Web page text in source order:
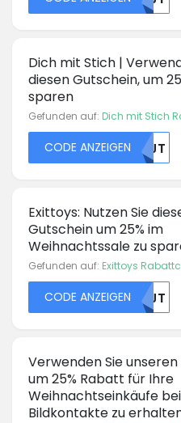
Dich mit Stich |
diesen Gutschein, um
sparen
Gefunden auf: Dich mit Stich
CODE ANZEIGEN NTJT
Exittoys: Nutzen Sie
Gutschein um 25% im
Weihnachtssale zu
Gefunden auf: Exittoys
CODE ANZEIGEN NTJT
Verwenden Sie
um 25% Rabatt für Ihre
Weihnachtseinkäufe bei
Bildkontakte zu